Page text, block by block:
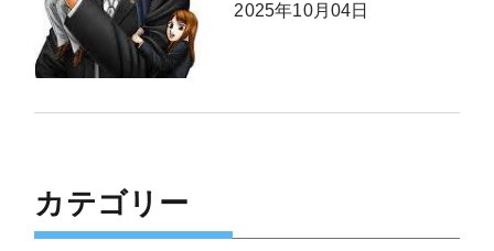
2025年10月04日
カテゴリー